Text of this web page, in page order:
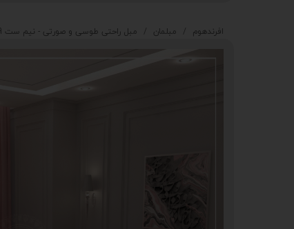
افرندهوم مبلمان مبل راحتی طوسی و صورتی - نیم ست 999(چهار نفره - شامل دو مبل تک نفره و یک مبل دو نفره)